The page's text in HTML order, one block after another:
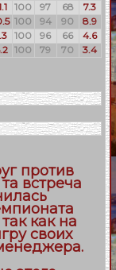
100 97 68
7.3
100 94 90
8.9
100 96 66
4.6
100 79 70 3.4
против
встреча
как на
своих